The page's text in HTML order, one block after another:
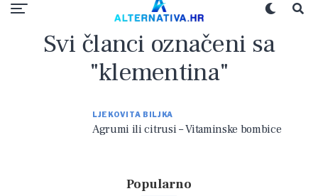
Svi članci označeni sa
"klementina"
LJEKOVITA BILJKA
Agrumi ili citrusi – Vitaminske bombice
Popularno